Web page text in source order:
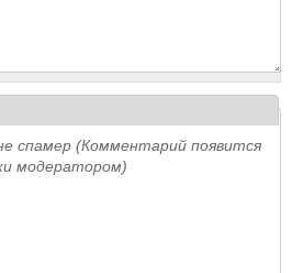
спамер (Комментарий появится
модератором)